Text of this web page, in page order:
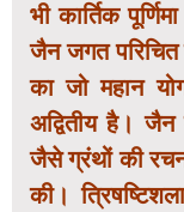
भी कार्तिक
जैन जगत परिचित
का जो महान
अद्वितीय है। जैन
जैसे ग्रंथों की
की।